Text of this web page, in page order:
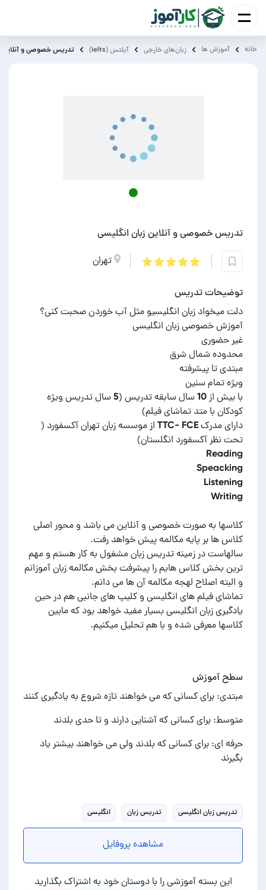
خانه آموزش ‌ها زبان‌های خارجی آیلتس (ielts) تدریس خصوصی و آنلاین
تدریس خصوصی و آنلاین زبان انگلیسی
تهران
توضیحات تدریس
با بیش از 10 سال سابقه تدریس (5 سال تدریس ویژه
دارای مدرک TTC- FCE از موسسه زبان تهران آکسفورد (
کلاسها به صورت خصوصی و آنلاین می باشد و محور اصلی
سالهاست در زمینه تدریس زبان مشغول به کار هستم و مهم
ترین بخش کلاس هایم را پیشرفت بخش مکالمه زبان آموزانم
تماشای فیلم های انگلیسی و کلیپ های جانبی هم در حین
یادگیری زبان انگلیسی بسیار مفید خواهد بود که مابین
کلاسها معرفی شده و با هم تحلیل میکنیم.
سطح آموزش
مبتدی: برای کسانی که می خواهند تازه شروع به یادگیری کنند
متوسط: برای کسانی که آشنایی دارند و تا حدی بلدند
حرفه ای: برای کسانی که بلدند ولی می خواهند بیشتر یاد
بگیرند
تدریس زبان انگلیسی تدریس زبان انگلیسی
مشاهده پروفایل
این بسته آموزشی را با دوستان خود به اشتراک بگذارید